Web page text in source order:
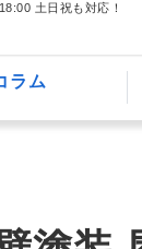
土日祝も対応！
ラム